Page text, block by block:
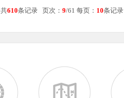
共610条记录 页次： 9/61 每页： 10条记